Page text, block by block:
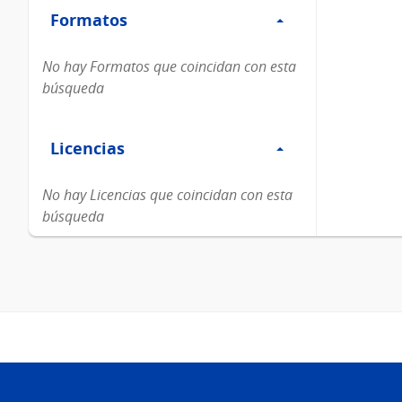
Formatos
Formatos
No hay Formatos que coincidan con esta
búsqueda
Licencias
Licencias
No hay Licencias que coincidan con esta
búsqueda